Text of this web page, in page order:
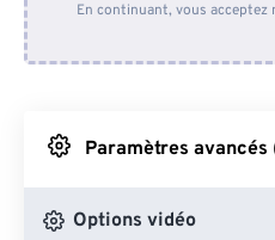
Depuis
Depuis
En continuant, vous acceptez
Paramètres
Options vidéo